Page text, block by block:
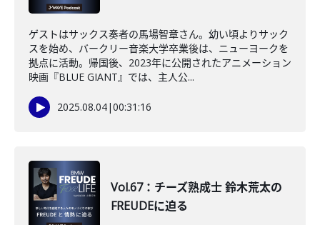
ゲストはサックス奏者の馬場智章さん。幼い頃よりサック
スを始め、バークリー音楽大学卒業後は、ニューヨークを
拠点に活動。帰国後、2023年に公開されたアニメーション
映画『BLUE GIANT』では、主人公...
2025.08.04|00:31:16
Vol.67：チーズ熟成士 鈴木荒太の
FREUDEに迫る